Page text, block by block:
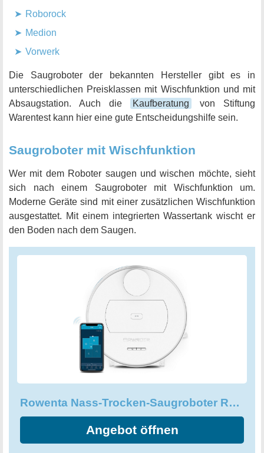
Roborock
Medion
Vorwerk
Die Saugroboter der bekannten Hersteller gibt es in
unterschiedlichen Preisklassen mit Wischfunktion und mit
Absaugstation. Auch die
Kaufberatung
von Stiftung
Warentest kann hier eine gute Entscheidungshilfe sein.
Saugroboter mit Wischfunktion
Wer mit dem Roboter saugen und wischen möchte, sieht
sich nach einem Saugroboter mit Wischfunktion um.
Moderne Geräte sind mit einer zusätzlichen Wischfunktion
ausgestattet. Mit einem integrierten Wassertank wischt er
den Boden nach dem Saugen.
Rowenta Nass-Trocken-Saugroboter RR7697
Angebot öffnen